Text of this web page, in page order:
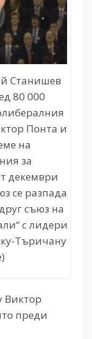
Станишев
80 000
Понта и
на
за
декември
се разпада
съюз на
с лидери
Търичану
Виктор
преди